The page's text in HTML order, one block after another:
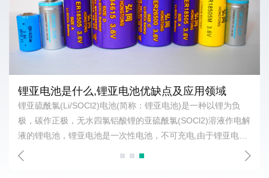
应用领域
)是一种以锂为负
溶液作电解
充电,由于锂亚电池
亚电池不是很了
什么是高比能电池(高比能电池怎么
高能电池是具有较高比能量的电池，主要应用
航空等领域，既然这样，那什么是高比能电池
么样呢?